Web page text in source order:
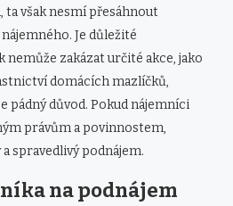
ta však nesmí přesáhnout
Je důležité
nemůže zakázat určité akce, jako
domácích mazlíčků,
pádný důvod. Pokud nájemníci
právům a povinnostem,
spravedlivý podnájem.
na podnájem